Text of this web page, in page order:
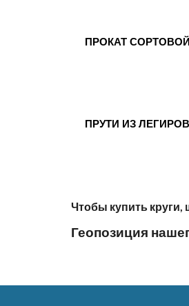
ПРОКАТ СОРТОВОЙ
ПРУТИ ИЗ
Чтобы купить круги,
Геопозиция